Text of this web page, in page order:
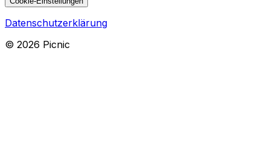
Datenschutzerklärung
© 2026 Picnic